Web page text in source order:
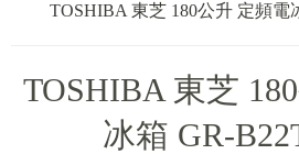
TOSHIBA 東芝 180公升 定頻電
TOSHIBA 東芝
冰箱 GR-